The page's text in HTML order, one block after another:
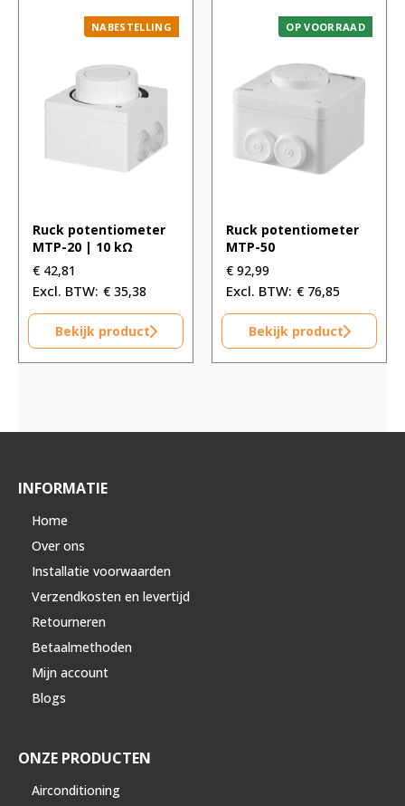
NABESTELLING
Ruck potentiometer
MTP-20 | 10 kΩ
€ 42,81
€ 35,38
Bekijk product
OP VOORRAAD
Ruck potentiometer
MTP-50
€ 92,99
€ 76,85
Bekijk product
INFORMATIE
Home
Over ons
Installatie voorwaarden
Verzendkosten en levertijd
Retourneren
Betaalmethoden
Mijn account
Blogs
ONZE PRODUCTEN
Airconditioning